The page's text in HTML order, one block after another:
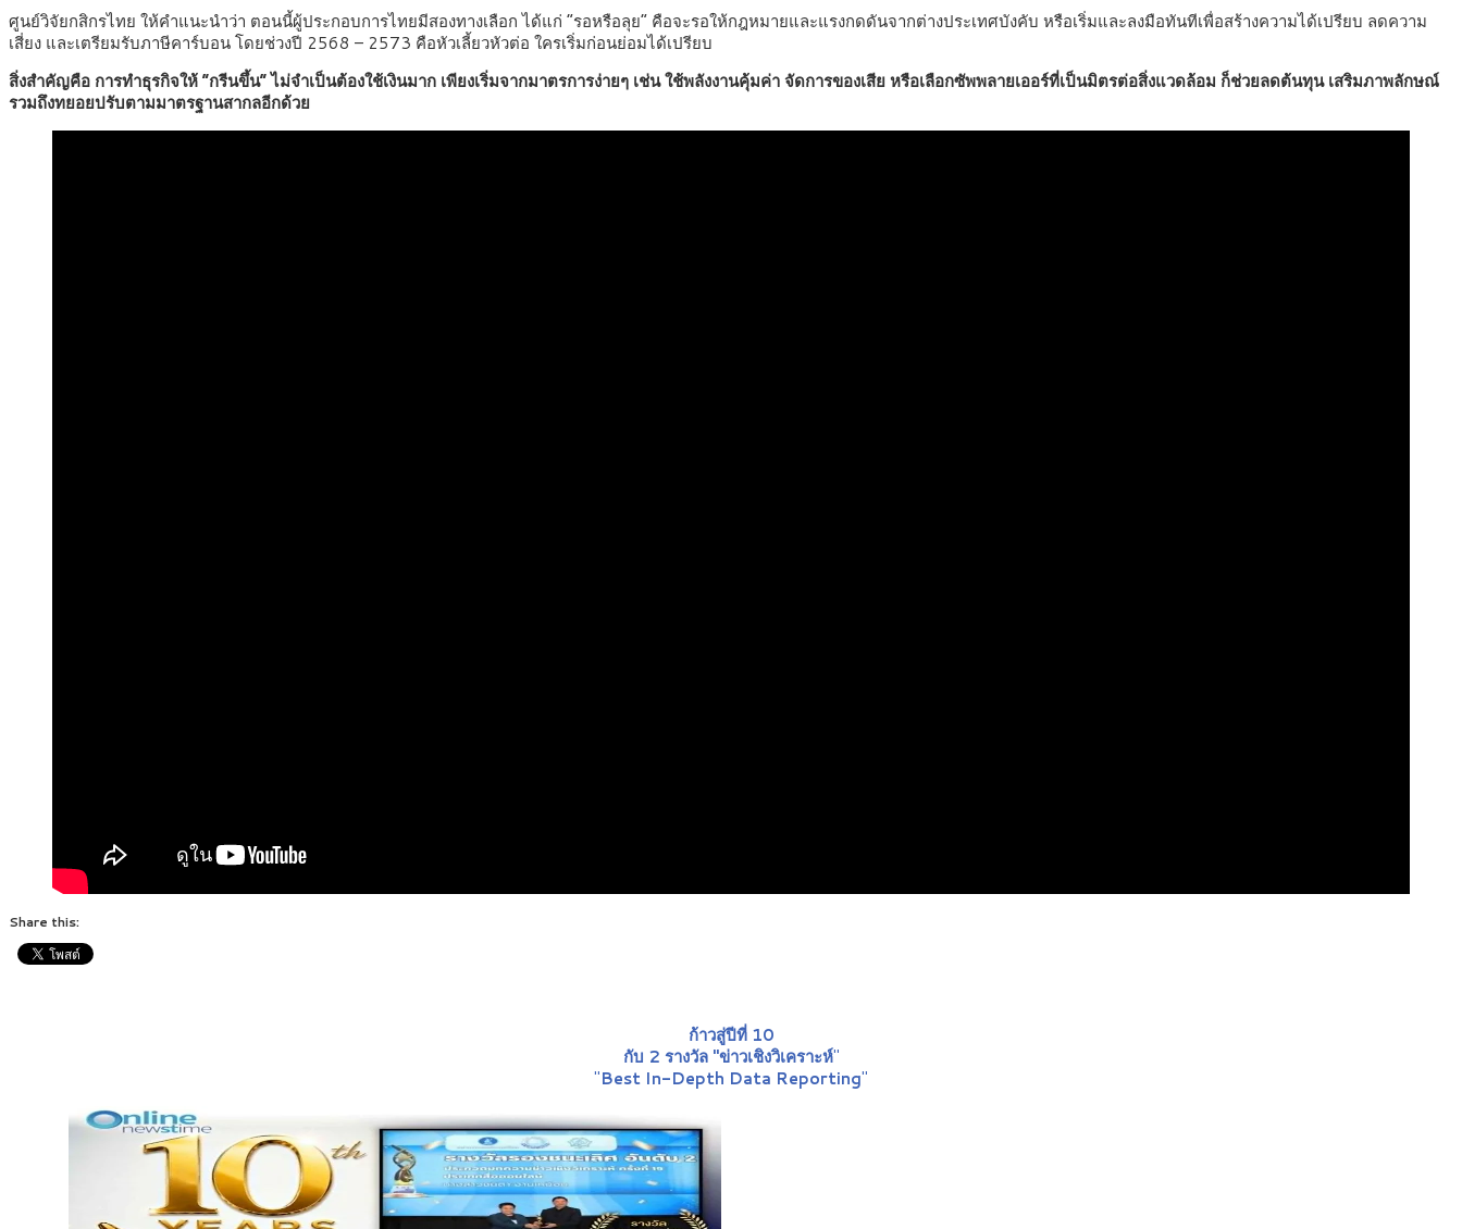
ศูนย์วิจัยกสิกรไทย ให้คำแนะนำว่า ตอนนี้ผู้ประกอบการไทยมีสองทางเลือก ได้แก่ “รอหรือลุย” คือจะรอให้กฎหมายและแรงกดดันจากต่างประเทศบังคับ หรือเริ่มและลงมือทันทีเพื่อสร้างความได้เปรียบ ลดความ
เสี่ยง และเตรียมรับภาษีคาร์บอน โดยช่วงปี 2568 – 2573 คือหัวเลี้ยวหัวต่อ ใครเริ่มก่อนย่อมได้เปรียบ
สิ่งสำคัญคือ การทำธุรกิจให้ “กรีนขึ้น” ไม่จำเป็นต้องใช้เงินมาก เพียงเริ่มจากมาตรการง่ายๆ เช่น ใช้พลังงานคุ้มค่า จัดการของเสีย หรือเลือกซัพพลายเออร์ที่เป็นมิตรต่อสิ่งแวดล้อม ก็ช่วยลดต้นทุน เสริมภาพลักษณ์
รวมถึงทยอยปรับตามมาตรฐานสากลอีกด้วย
Share this:
ก้าวสู่ปีที่ 10
กับ 2 รางวัล "ข่าวเชิงวิเคราะห์"
"Best In-Depth Data Reporting"